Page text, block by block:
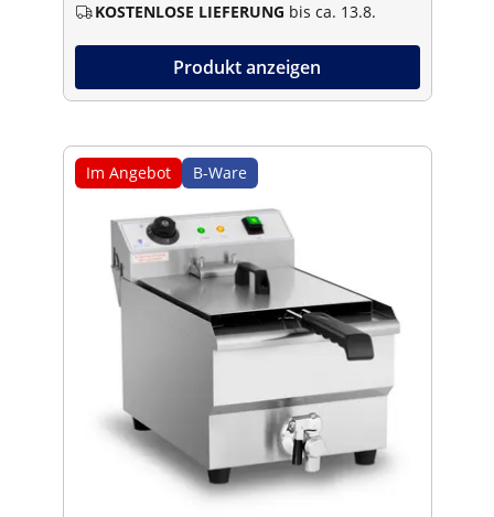
KOSTENLOSE LIEFERUNG bis ca. 13.8.
Produkt anzeigen
Im Angebot B-Ware